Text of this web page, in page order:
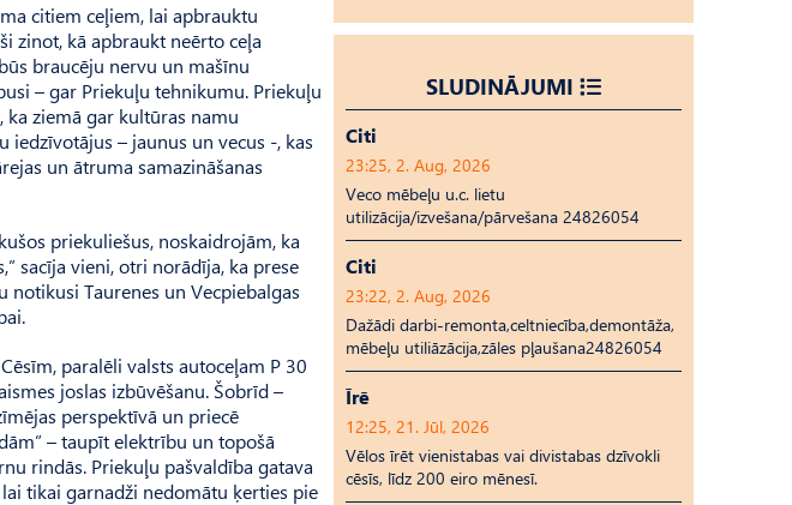
citiem ceļiem, lai apbrauktu
zinot, kā apbraukt neērto ceļa
braucēju nervu un mašīnu
– gar Priekuļu tehnikumu. Priekuļu
ka ziemā gar kultūras namu
iedzīvotājus – jaunus un vecus -, kas
un ātruma samazināšanas
priekuliešus, noskaidrojām, ka
sacīja vieni, otri norādīja, ka prese
notikusi Taurenes un Vecpiebalgas
paralēli valsts autoceļam P 30
joslas izbūvēšanu. Šobrīd –
perspektīvā un priecē
– taupīt elektrību un topošā
rindās. Priekuļu pašvaldība gatava
tikai garnadži nedomātu ķerties pie
SLUDINĀJUMI
Citi
23:25, 2. Aug, 2026
Veco mēbeļu u.c. lietu
utilizācija/izvešana/pārvešana 24826054
Citi
23:22, 2. Aug, 2026
Dažādi darbi-remonta,celtniecība,demontāža,
mēbeļu utiliāzācija,zāles pļaušana24826054
Īrē
12:25, 21. Jūl, 2026
Vēlos īrēt vienistabas vai divistabas dzīvokli
cēsīs, līdz 200 eiro mēnesī.